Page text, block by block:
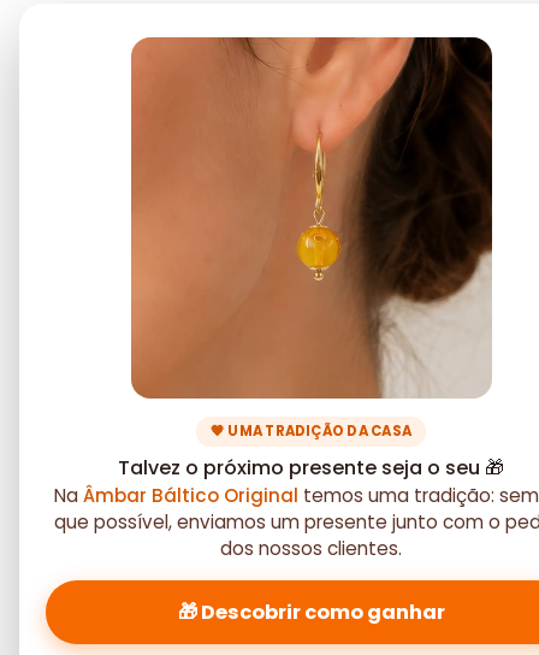
🧡 UMA TRADIÇÃO DA CASA
Talvez o próximo presente seja o seu 🎁
NaÂmbar Báltico Original temos uma tradição:
que possível, enviamos um presente junto com o
dos nossos clientes.
🎁 Descobrir como ganhar